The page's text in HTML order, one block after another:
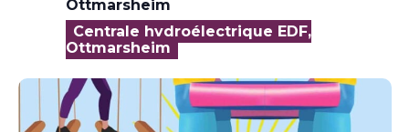
Ottmarsheim
Centrale hydroélectrique EDF,
Ottmarsheim